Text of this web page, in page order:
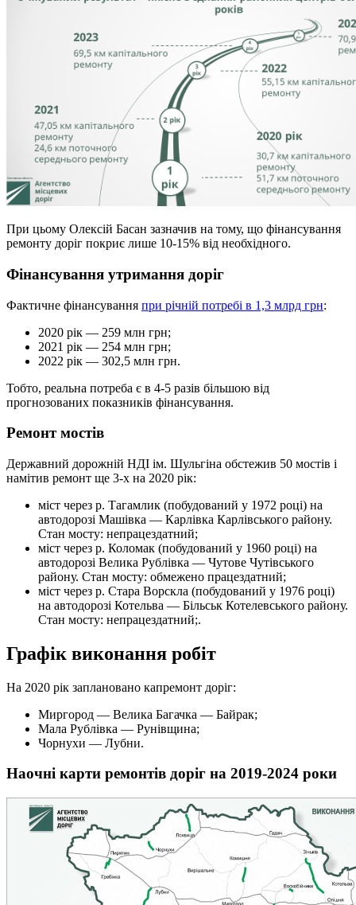
При цьому Олексій Басан зазначив на тому, що фінансування
ремонту доріг покриє лише 10-15% від необхідного.
Фінансування утримання доріг
Фактичне фінансування при річній потребі в 1,3 млрд грн:
2020 рік — 259 млн грн;
2021 рік — 254 млн грн;
2022 рік — 302,5 млн грн.
Тобто, реальна потреба є в 4-5 разів більшою від
прогнозованих показників фінансування.
Ремонт мостів
Державний дорожній НДІ ім. Шульгіна обстежив 50 мостів і
намітив ремонт ще 3-х на 2020 рік:
міст через р. Тагамлик (побудований у 1972 році) на
автодорозі Машівка — Карлівка Карлівського району.
Стан мосту: непрацездатний;
міст через р. Коломак (побудований у 1960 році) на
автодорозі Велика Рублівка — Чутове Чутівського
району. Стан мосту: обмежено працездатний;
міст через р. Стара Ворскла (побудований у 1976 році)
на автодорозі Котельва — Більськ Котелевського району.
Стан мосту: непрацездатний;.
Графік виконання робіт
На 2020 рік заплановано капремонт доріг:
Миргород — Велика Багачка — Байрак;
Мала Рублівка — Рунівщина;
Чорнухи — Лубни.
Наочні карти ремонтів доріг на 2019-2024 роки